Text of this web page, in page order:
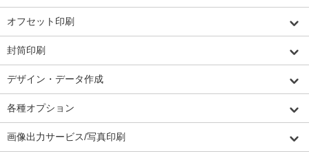
オフセット印刷
封筒印刷
デザイン・データ作成
各種オプション
画像出力サービス/写真印刷